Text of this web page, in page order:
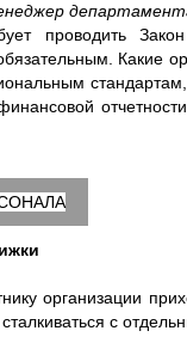
проводить
Какие
организации
с